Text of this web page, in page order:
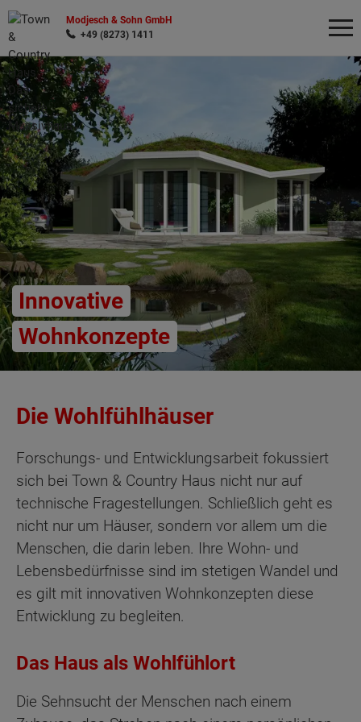
Modjesch & Sohn GmbH
+49 (8273) 1411
Innovative
Wohnkonzepte
Die Wohlfühlhäuser
Forschungs- und Entwicklungsarbeit fokussiert
sich bei Town & Country Haus nicht nur auf
technische Fragestellungen. Schließlich geht es
nicht nur um Häuser, sondern vor allem um die
Menschen, die darin leben. Ihre Wohn- und
Lebensbedürfnisse sind im stetigen Wandel und
es gilt mit innovativen Wohnkonzepten diese
Entwicklung zu begleiten.
Das Haus als Wohlfühlort
Die Sehnsucht der Menschen nach einem
Wonach möchten Sie suchen?